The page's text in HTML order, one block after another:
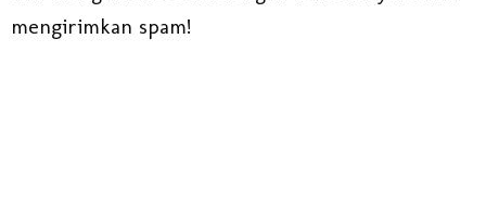
mengirimkan spam!